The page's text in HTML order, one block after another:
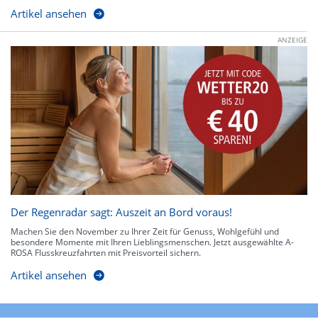
Artikel ansehen
ANZEIGE
Der Regenradar sagt: Auszeit an Bord voraus!
Machen Sie den November zu Ihrer Zeit für Genuss, Wohlgefühl und
besondere Momente mit Ihren Lieblingsmenschen. Jetzt ausgewählte A-
ROSA Flusskreuzfahrten mit Preisvorteil sichern.
Artikel ansehen